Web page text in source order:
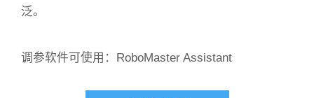
泛。
调参软件可使用： RoboMaster Assistant